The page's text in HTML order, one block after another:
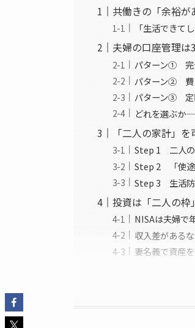
共働きの「余裕
「生活できて
夫婦の口座管理
パターン① 完
パターン② 費
パターン③ 定
どれを選ぶか
「二人の家計」
Step 1 二人の
Step 2 「使途
Step 3 生活防
投資は「二人の枠
NISAは夫婦で
収入差がある
妻名義で資産